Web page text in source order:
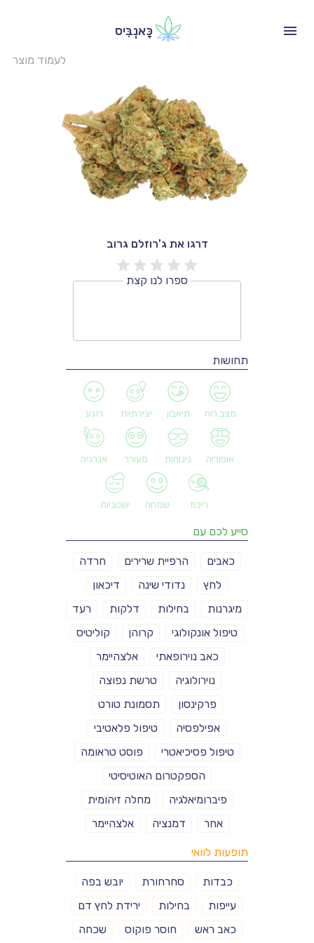
כָּאנְבִּיס
לעמוד מוצר
דרגו את ג'רוזלם גרוב
ספרו לנו קצת
תחושות
מצב רוח תיאבון יצירתיות רוגע
אופוריה נינוחות מעורר אנרגיה
ריכוז שמחה ישנוניות
סייע לכם עם
כאבים הרפיית שרירים
חרדה
לחץ
נדודי שינה
דיכאון
מיגרנות
בחילות דלקות
רעד
טיפול אונקולוגי
קרוהן
קוליטיס
כאב נוירופאתי
אלצהיימר
נוירולוגיה
טרשת נפוצה
פרקינסון
תסמונת טורט
אפילפסיה
טיפול פלאטיבי
טיפול פסיכיאטרי
פוסט טראומה
הספקטרום האוטיסיטי
פיברומיאלגיה
מחלה זיהומית
אחר
דמנציה אלצהיימר
תופעות לוואי
כבדות סחרחורת
יובש בפה
עייפות
בחילות
ירידת לחץ דם
כאב ראש
חוסר פוקוס שכחה